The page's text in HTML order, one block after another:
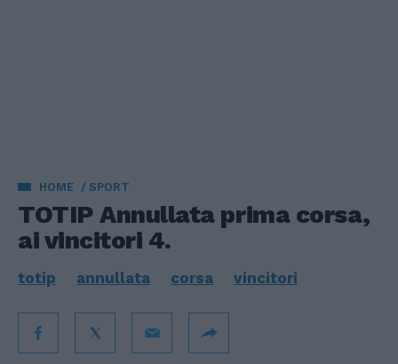
HOME SPORT
TOTIP Annullata prima corsa,
ai vincitori 4.
totip annullata corsa vincitori